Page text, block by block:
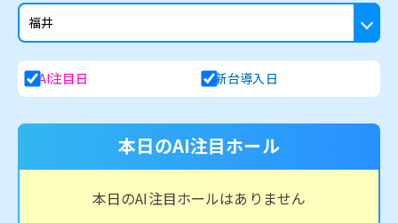
AI注目日 新台導入日
本日のAI注目ホール
本日のAI注目ホールはありません